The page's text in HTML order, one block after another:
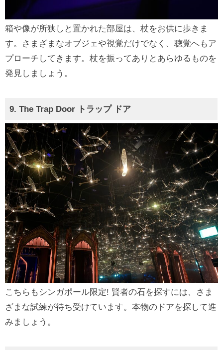
箱や像が所狭しと置かれた部屋は、杖をお供に歩きま
す。さまざまなオブジェや視覚だけでなく、聴覚へもア
プローチしてきます。杖を振ってありとあらゆるものを
発見しましょう。
9. The Trap Doorトラップ ドア
こちらもシンガポール限定! 賢者の石を探すには、さま
ざまな試練が待ち受けています。本物のドアを探して進
みましょう。